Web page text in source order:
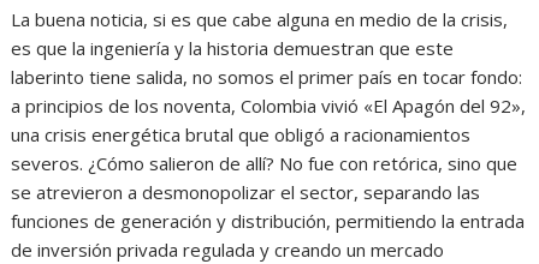
La buena noticia, si es que cabe alguna en medio de la crisis,
es que la ingeniería y la historia demuestran que este
laberinto tiene salida, no somos el primer país en tocar fondo:
a principios de los noventa, Colombia vivió «El Apagón del 92»,
una crisis energética brutal que obligó a racionamientos
severos. ¿Cómo salieron de allí? No fue con retórica, sino que
se atrevieron a desmonopolizar el sector, separando las
funciones de generación y distribución, permitiendo la entrada
de inversión privada regulada y creando un mercado